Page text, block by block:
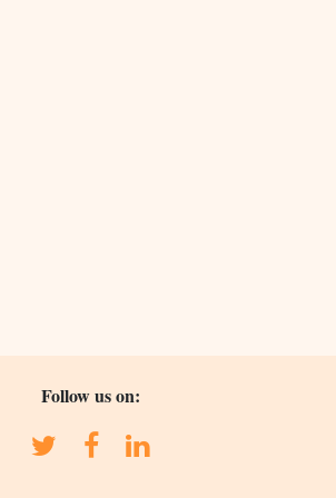
Follow us on: